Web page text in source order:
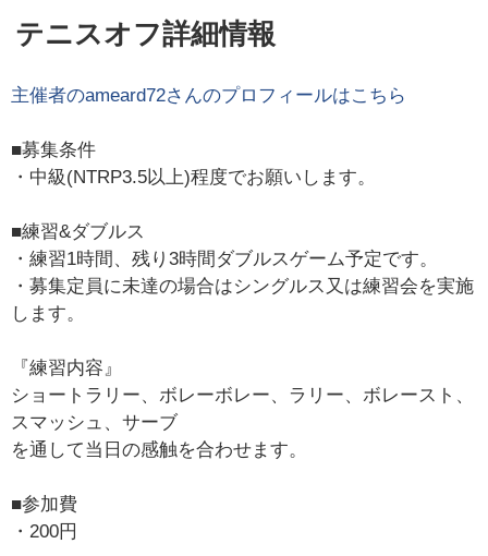
テニスオフ詳細情報
主催者のameard72さんのプロフィールはこちら
■募集条件
・中級(NTRP3.5以上)程度でお願いします。
■練習&ダブルス
・練習1時間、残り3時間ダブルスゲーム予定です。
・募集定員に未達の場合はシングルス又は練習会を実施
します。
『練習内容』
ショートラリー、ボレーボレー、ラリー、ボレースト、
スマッシュ、サーブ
を通して当日の感触を合わせます。
■参加費
・200円